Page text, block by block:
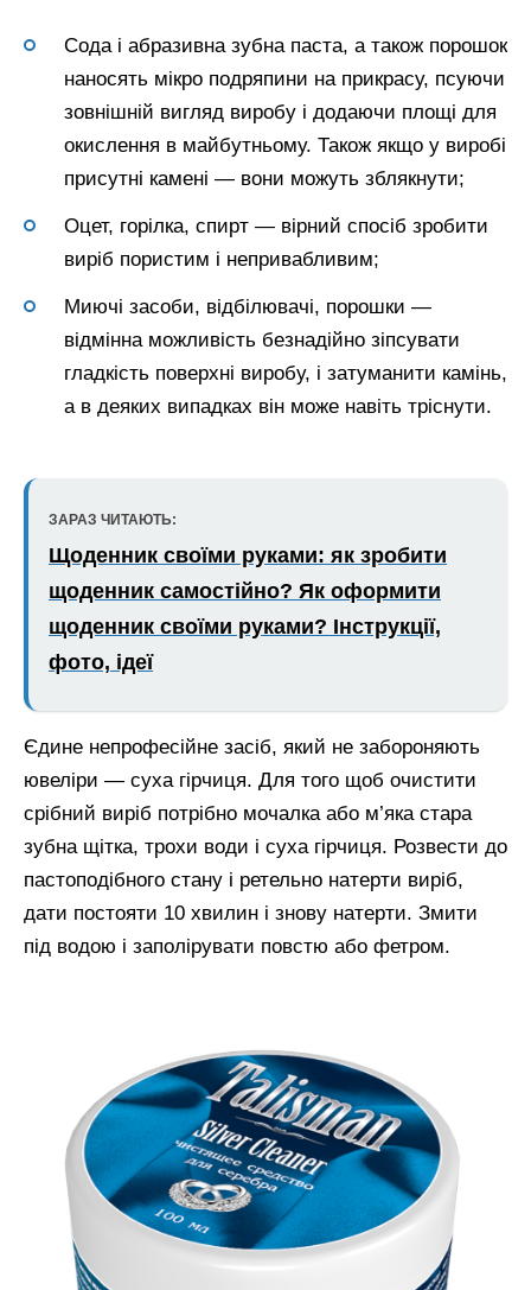
Сода і абразивна зубна паста, а також порошок
наносять мікро подряпини на прикрасу, псуючи
зовнішній вигляд виробу і додаючи площі для
окислення в майбутньому. Також якщо у виробі
присутні камені — вони можуть зблякнути;
Оцет, горілка, спирт — вірний спосіб зробити
виріб пористим і непривабливим;
Миючі засоби, відбілювачі, порошки —
відмінна можливість безнадійно зіпсувати
гладкість поверхні виробу, і затуманити камінь,
а в деяких випадках він може навіть тріснути.
ЗАРАЗ ЧИТАЮТЬ:
Щоденник своїми руками: як зробити
щоденник самостійно? Як оформити
щоденник своїми руками? Інструкції,
фото, ідеї
Єдине непрофесійне засіб, який не забороняють
ювеліри — суха гірчиця. Для того щоб очистити
срібний виріб потрібно мочалка або м’яка стара
зубна щітка, трохи води і суха гірчиця. Розвести до
пастоподібного стану і ретельно натерти виріб,
дати постояти 10 хвилин і знову натерти. Змити
під водою і заполірувати повстю або фетром.